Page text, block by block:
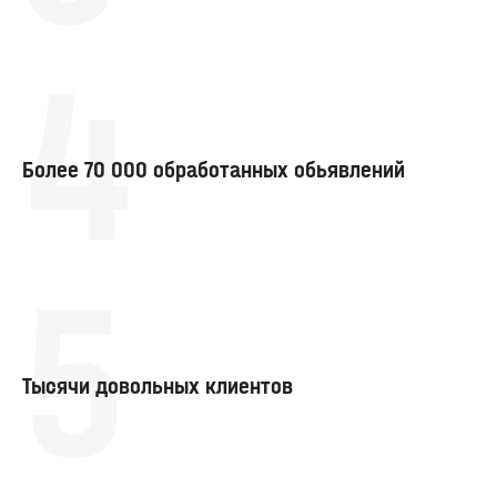
Более 70 000 обработанных обьявлений
4
Тысячи довольных клиентов
5